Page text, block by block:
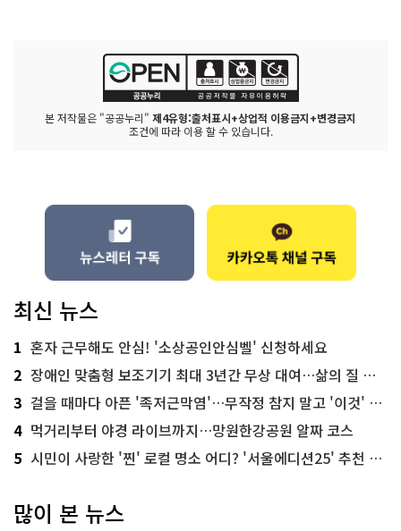
본 저작물은 "공공누리" 제4유형:출처표시+상업적 이용금지+변경금지
조건에 따라 이용 할 수 있습니다.
최신 뉴스
1 혼자 근무해도 안심! '소상공인안심벨' 신청하세요
2 장애인 맞춤형 보조기기 최대 3년간 무상 대여…삶의 질 높인다
3 걸을 때마다 아픈 '족저근막염'…무작정 참지 말고 '이것' 해보세요!
4 먹거리부터 야경 라이브까지…망원한강공원 알짜 코스
5 시민이 사랑한 '찐' 로컬 명소 어디? '서울에디션25' 추천 코스
많이 본 뉴스